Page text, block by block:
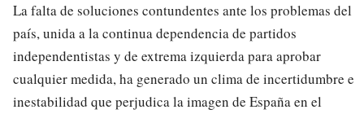
La falta de soluciones contundentes ante los problemas del
país, unida a la continua dependencia de partidos
independentistas y de extrema izquierda para aprobar
cualquier medida, ha generado un clima de incertidumbre e
inestabilidad que perjudica la imagen de España en el